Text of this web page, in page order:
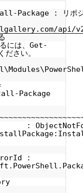
Package : リポ
api/
には、Get-
さい。
Package
: